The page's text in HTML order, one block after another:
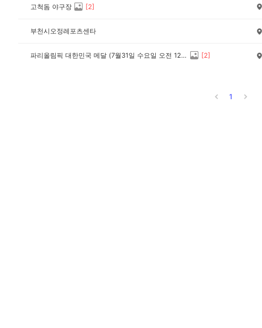
고척돔 야구장 [2]
부천시오정레포츠센타
파리올림픽 대한민국 메달 (7월31일 수요일 오전 12시~1시 기준 [2]
1